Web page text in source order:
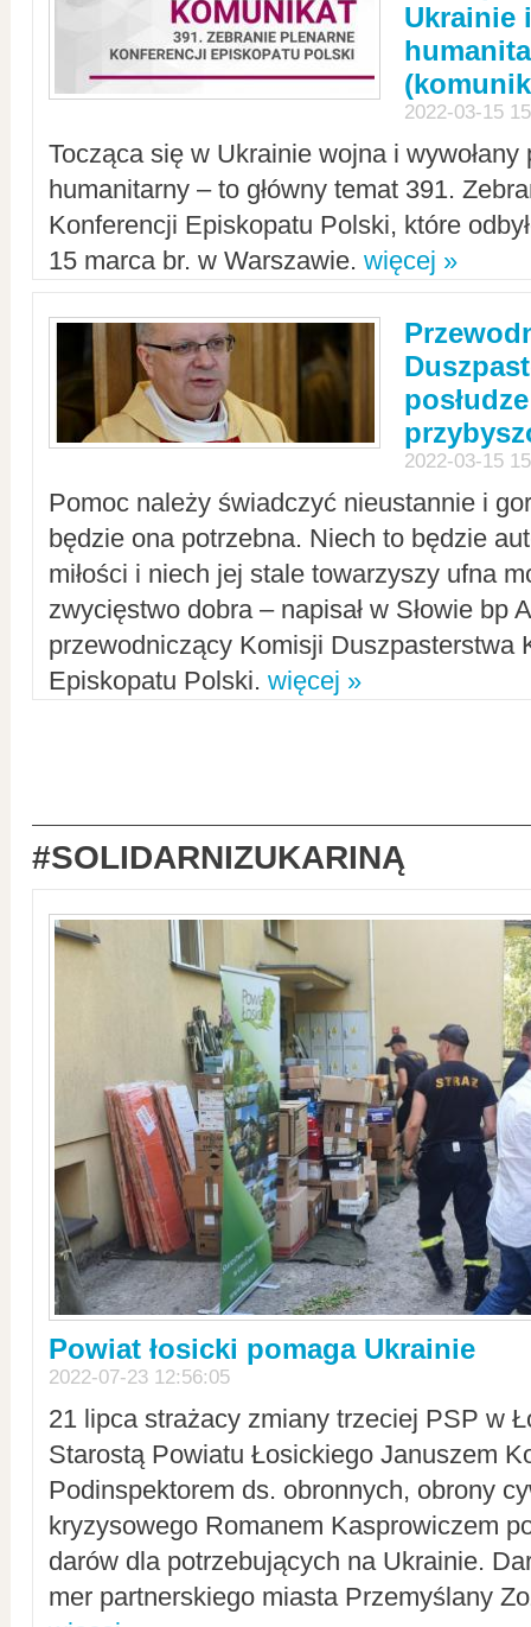
Ukrainie
2022-03-15
Tocząca się w Ukrainie wojna i
humanitarny – to główny temat 391.
Konferencji Episkopatu Polski, które
15 marca br. w Warszawie. więcej »
2022-03-15
Pomoc należy świadczyć nieustannie i
będzie ona potrzebna. Niech to będzie
miłości i niech jej stale towarzyszy ufna
zwycięstwo dobra – napisał w Słowie bp
przewodniczący Komisji Duszpasterstwa
Episkopatu Polski. więcej »
#SOLIDARNIZUKARINĄ
Powiat łosicki pomaga Ukrainie
2022-07-23 12:56:05
21 lipca strażacy zmiany trzeciej PSP w
Starostą Powiatu Łosickiego Januszem
Podinspektorem ds. obronnych, obrony
kryzysowego Romanem Kasprowiczem
darów dla potrzebujących na Ukrainie.
mer partnerskiego miasta Przemyślany